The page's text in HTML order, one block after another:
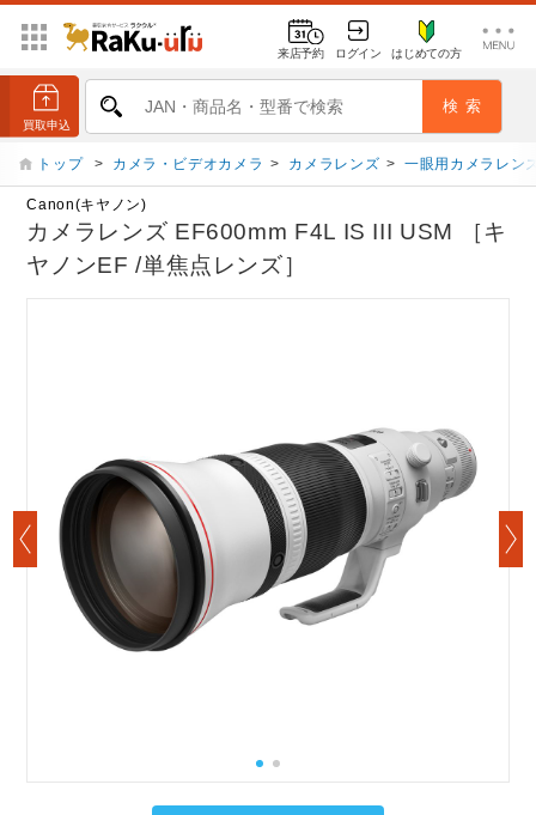
来店予約 ログイン はじめての方
トップ > カメラ・ビデオカメラ > カメラレンズ > 一眼用カメラレン
Canon(キヤノン)
カメラレンズ EF600mm F4L IS III USM ［キ
ヤノンEF /単焦点レンズ］